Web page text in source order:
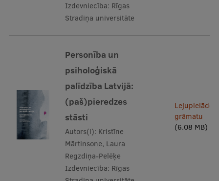
Scientific Priorities
International Cooperation
Research Services
Research Projects
Research Breakfast
Completed projects
Vertically Integrated Projects
Izdevniecība: Rīgas
Stradiņa universitāte
Personība un
psiholoģiskā
palīdzība Latvijā:
(paš)pieredzes
stāsti
Autors(i): Kristīne
Mārtinsone, Laura
Regzdiņa-Pelēķe
Izdevniecība: Rīgas
Lejupielādēt
grāmatu
(6.08 MB)